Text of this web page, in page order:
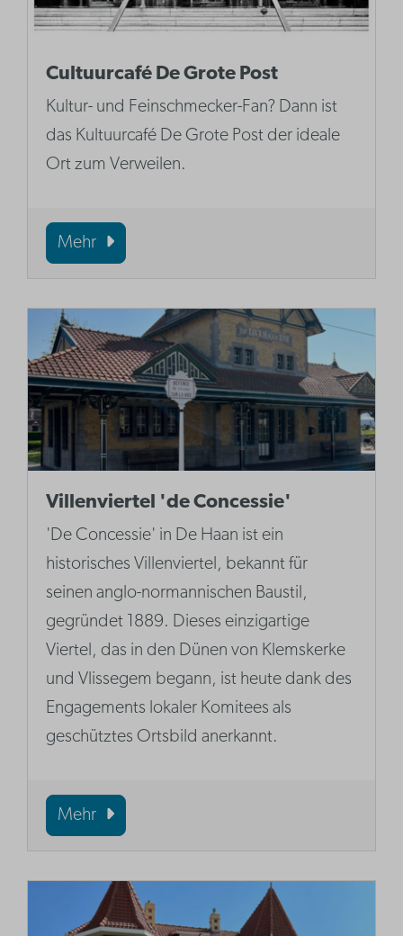
Cultuurcafé De Grote Post
Kultur- und Feinschmecker-Fan? Dann ist
das Kultuurcafé De Grote Post der ideale
Ort zum Verweilen.
Mehr
Villenviertel 'de Concessie'
'De Concessie' in De Haan ist ein
historisches Villenviertel, bekannt für
seinen anglo-normannischen Baustil,
gegründet 1889. Dieses einzigartige
Viertel, das in den Dünen von Klemskerke
und Vlissegem begann, ist heute dank des
Engagements lokaler Komitees als
geschütztes Ortsbild anerkannt.
Mehr